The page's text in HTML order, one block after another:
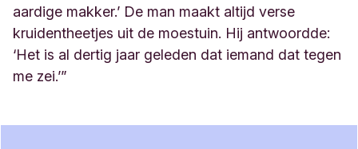
aardige makker.’ De man maakt altijd verse
kruidentheetjes uit de moestuin. Hij antwoordde:
‘Het is al dertig jaar geleden dat iemand dat tegen
me zei.’”